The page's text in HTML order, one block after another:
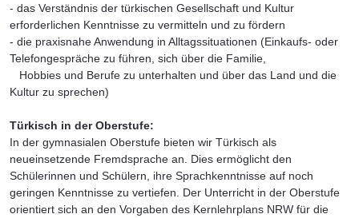
- das Verständnis der türkischen Gesellschaft und Kultur
erforderlichen Kenntnisse zu vermitteln und zu fördern
- die praxisnahe Anwendung in Alltagssituationen (Einkaufs- oder
Telefongespräche zu führen, sich über die Familie,
Hobbies und Berufe zu unterhalten und über das Land und die
Kultur zu sprechen)
Türkisch in der Oberstufe:
In der gymnasialen Oberstufe bieten wir Türkisch als
neueinsetzende Fremdsprache an. Dies ermöglicht den
Schülerinnen und Schülern, ihre Sprachkenntnisse auf noch
geringen Kenntnisse zu vertiefen. Der Unterricht in der Oberstufe
orientiert sich an den Vorgaben des Kernlehrplans NRW für die